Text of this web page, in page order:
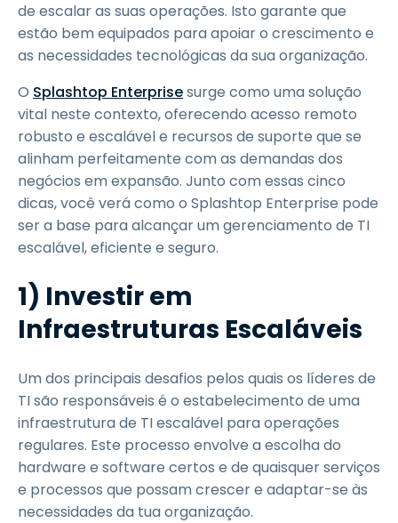
de escalar as suas operações. Isto garante que
estão bem equipados para apoiar o crescimento e
as necessidades tecnológicas da sua organização.
O Splashtop Enterprisesurge como uma solução
vital neste contexto, oferecendo acesso remoto
robusto e escalável e recursos de suporte que se
alinham perfeitamente com as demandas dos
negócios em expansão. Junto com essas cinco
dicas, você verá como o Splashtop Enterprise pode
ser a base para alcançar um gerenciamento de TI
escalável, eficiente e seguro.
1) Investir em
Infraestruturas Escaláveis
Um dos principais desafios pelos quais os líderes de
TI são responsáveis é o estabelecimento de uma
infraestrutura de TI escalável para operações
regulares. Este processo envolve a escolha do
hardware e software certos e de quaisquer serviços
e processos que possam crescer e adaptar-se às
necessidades da tua organização.